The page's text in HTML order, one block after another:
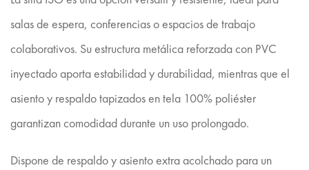
salas de espera, conferencias o espacios de trabajo
colaborativos. Su estructura metálica reforzada con PVC
inyectado aporta estabilidad y durabilidad, mientras que el
asiento y respaldo tapizados en tela 100% poliéster
garantizan comodidad durante un uso prolongado.
Dispone de respaldo y asiento extra acolchado para un